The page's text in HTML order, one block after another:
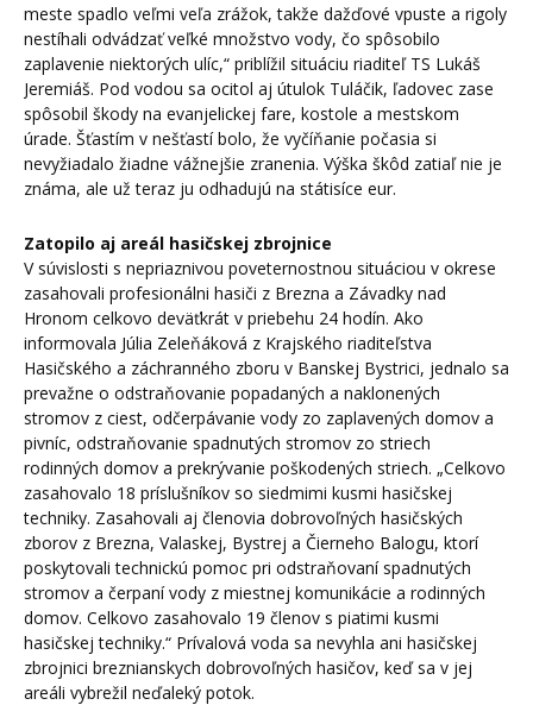
meste spadlo veľmi veľa zrážok, takže dažďové vpuste a rigoly
nestíhali odvádzať veľké množstvo vody, čo spôsobilo
zaplavenie niektorých ulíc,“ priblížil situáciu riaditeľ TS Lukáš
Jeremiáš. Pod vodou sa ocitol aj útulok Tuláčik, ľadovec zase
spôsobil škody na evanjelickej fare, kostole a mestskom
úrade. Šťastím v nešťastí bolo, že vyčíňanie počasia si
nevyžiadalo žiadne vážnejšie zranenia. Výška škôd zatiaľ nie je
známa, ale už teraz ju odhadujú na státisíce eur.
Zatopilo aj areál hasičskej zbrojnice
V súvislosti s nepriaznivou poveternostnou situáciou v okrese
zasahovali profesionálni hasiči z Brezna a Závadky nad
Hronom celkovo deväťkrát v priebehu 24 hodín. Ako
informovala Júlia Zeleňáková z Krajského riaditeľstva
Hasičského a záchranného zboru v Banskej Bystrici, jednalo sa
prevažne o odstraňovanie popadaných a naklonených
stromov z ciest, odčerpávanie vody zo zaplavených domov a
pivníc, odstraňovanie spadnutých stromov zo striech
rodinných domov a prekrývanie poškodených striech. „Celkovo
zasahovalo 18 príslušníkov so siedmimi kusmi hasičskej
techniky. Zasahovali aj členovia dobrovoľných hasičských
zborov z Brezna, Valaskej, Bystrej a Čierneho Balogu, ktorí
poskytovali technickú pomoc pri odstraňovaní spadnutých
stromov a čerpaní vody z miestnej komunikácie a rodinných
domov. Celkovo zasahovalo 19 členov s piatimi kusmi
hasičskej techniky.“ Prívalová voda sa nevyhla ani hasičskej
zbrojnici breznianskych dobrovoľných hasičov, keď sa v jej
areáli vybrežil neďaleký potok.